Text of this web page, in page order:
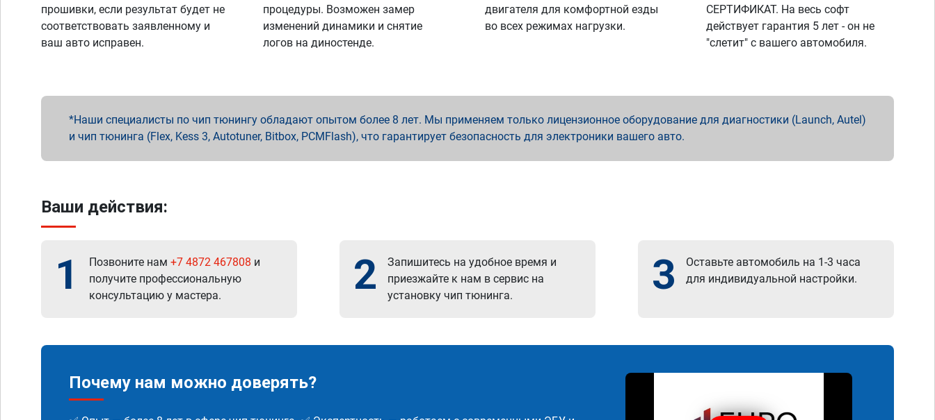
прошивки, если результат будет не
соответствовать заявленному и
ваш авто исправен.
процедуры. Возможен замер
изменений динамики и снятие
логов на диностенде.
двигателя для комфортной езды
во всех режимах нагрузки.
СЕРТИФИКАТ. На весь софт
действует гарантия 5 лет - он не
"слетит" с вашего автомобиля.
Наши специалисты по чип тюнингу обладают опытом более 8 лет. Мы применяем только лицензионное оборудование для диагностики (Launch, Autel)
и чип тюнинга (Flex, Kess 3, Autotuner, Bitbox, PCMFlash), что гарантирует безопасность для электроники вашего авто.
Ваши действия:
1 Позвоните нам +7 4872 467808 и
получите профессиональную
консультацию у мастера.
2
Запишитесь на удобное время и
приезжайте к нам в сервис на
установку чип тюнинга.
3
Оставьте автомобиль на 1-3 часа
для индивидуальной настройки.
Почему нам можно доверять?